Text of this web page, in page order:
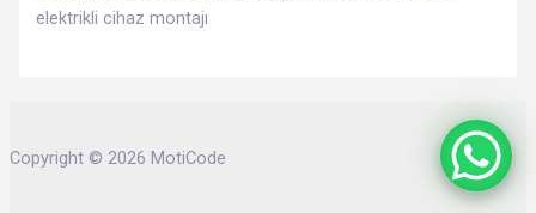
elektrikli cihaz montajı
Copyright © 2026 MotiCode